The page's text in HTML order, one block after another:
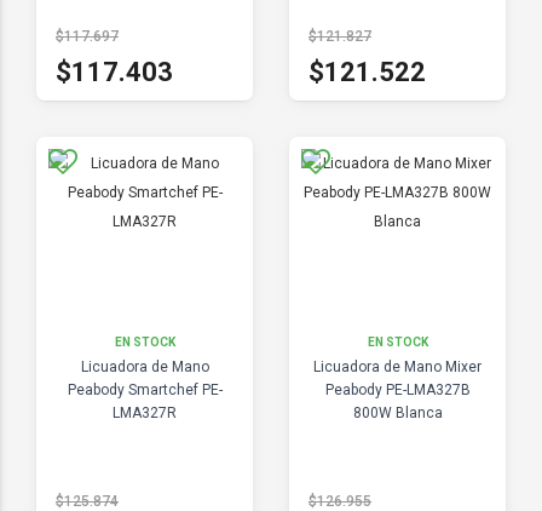
$117.697
$117.403
$121.827
$121.522
EN STOCK
Licuadora de Mano
Peabody Smartchef PE-
LMA327R
$125.874
EN STOCK
Licuadora de Mano Mixer
Peabody PE-LMA327B
800W Blanca
$126.955